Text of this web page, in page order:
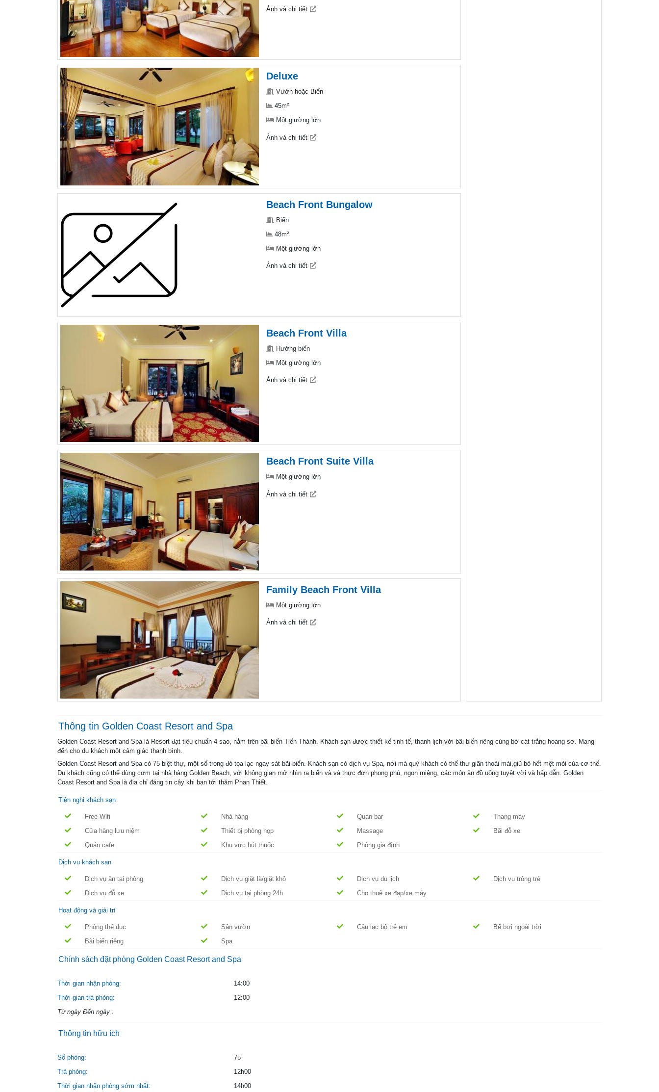
Ảnh và chi tiết
Deluxe
Vườn hoặc Biển
45m²
Một giường lớn
Ảnh và chi tiết
Beach Front Bungalow
Biển
48m²
Một giường lớn
Ảnh và chi tiết
Beach Front Villa
Hướng biển
Một giường lớn
Ảnh và chi tiết
Beach Front Suite Villa
Một giường lớn
Ảnh và chi tiết
Family Beach Front Villa
Một giường lớn
Ảnh và chi tiết
Thông tin Golden Coast Resort and Spa
Golden Coast Resort and Spa là Resort đạt tiêu chuẩn 4 sao, nằm trên bãi biển Tiến Thành. Khách sạn được thiết kế tinh tế, thanh lịch với bãi biển riêng cùng bờ cát trắng hoang sơ. Mang
đến cho du khách một cảm giác thanh bình.
Golden Coast Resort and Spa có 75 biệt thự, một số trong đó tọa lạc ngay sát bãi biển. Khách sạn có dịch vụ Spa, nơi mà quý khách có thể thư giãn thoải mái,giũ bỏ hết mệt mỏi của cơ thể.
Du khách cũng có thể dùng cơm tại nhà hàng Golden Beach, với không gian mở nhìn ra biển và và thực đơn phong phú, ngon miệng, các món ăn đồ uống tuyệt vời và hấp dẫn. Golden
Coast Resort and Spa là địa chỉ đáng tin cậy khi bạn tới thăm Phan Thiết.
Tiện nghi khách sạn
Free Wifi Nhà hàng Quán bar
Thang máy
Cửa hàng lưu niệm
Thiết bị phòng họp Massage
Bãi đỗ xe
Quán cafe
Khu vực hút thuốc Phòng gia đình
Dịch vụ khách sạn
Dịch vụ ăn tại phòng Dịch vụ giặt là/giặt khô Dịch vụ du lịch
Dịch vụ trông trẻ
Dịch vụ đỗ xe
Dịch vụ tại phòng 24h Cho thuê xe đạp/xe máy
Hoạt động và giải trí
Phòng thể dục Sân vườn Câu lạc bộ trẻ em
Bể bơi ngoài trời
Bãi biển riêng
Spa
Chính sách đặt phòng Golden Coast Resort and Spa
Thời gian nhận phòng:
14:00
Thời gian trả phòng:
12:00
Từ ngày Đến ngày :
Thông tin hữu ích
Số phòng:
75
Trả phòng:
12h00
Thời gian nhận phòng sớm nhất:
14h00